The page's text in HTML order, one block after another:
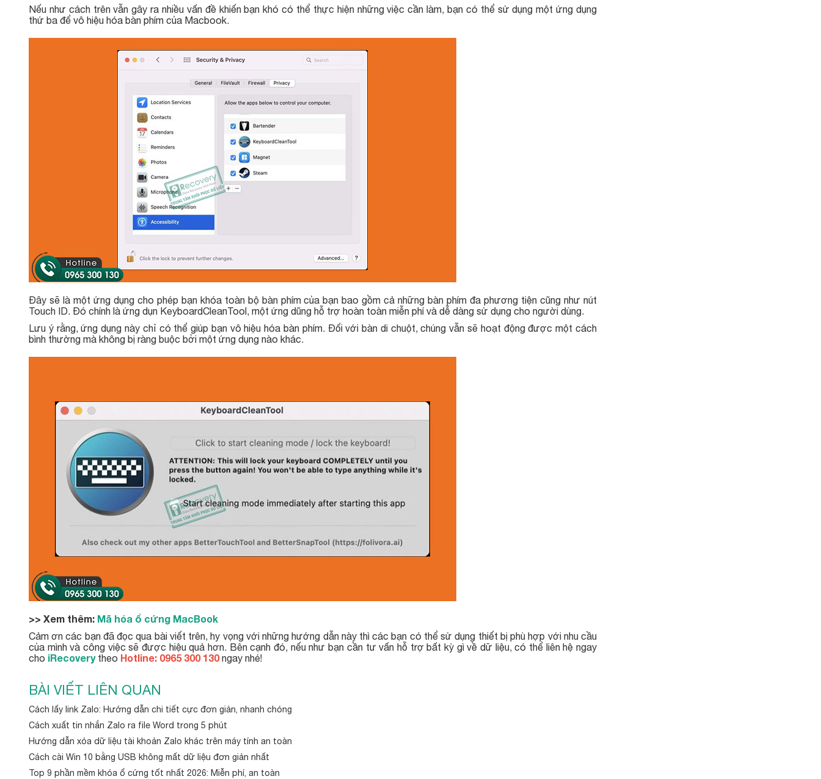
Nếu như cách trên vẫn gây ra nhiều vấn đề khiến bạn khó có thể thực hiện những việc cần làm, bạn có thể sử dụng một ứng dụng
thứ ba để vô hiệu hóa bàn phím của Macbook.
Đây sẽ là một ứng dụng cho phép bạn khóa toàn bộ bàn phím của bạn bao gồm cả những bàn phím đa phương tiện cũng như nút
Touch ID. Đó chính là ứng dụn KeyboardCleanTool, một ứng dũng hỗ trợ hoàn toàn miễn phí và dễ dàng sử dụng cho người dùng.
Lưu ý rằng, ứng dụng này chỉ có thể giúp bạn vô hiệu hóa bàn phím. Đối với bàn di chuột, chúng vẫn sẽ hoạt động được một cách
bình thường mà không bị ràng buộc bởi một ứng dụng nào khác.
>> Xem thêm: Mã hóa ổ cứng MacBook
Cảm ơn các bạn đã đọc qua bài viết trên, hy vọng với những hướng dẫn này thì các bạn có thể sử dụng thiết bị phù hợp với nhu cầu
của mình và công việc sẽ được hiệu quả hơn. Bên cạnh đó, nếu như bạn cần tư vấn hỗ trợ bất kỳ gì về dữ liệu, có thể liên hệ ngay
cho iRecovery theo Hotline: 0965 300 130ngay nhé!
BÀI VIẾT LIÊN QUAN
Cách lấy link Zalo: Hướng dẫn chi tiết cực đơn giản, nhanh chóng
Cách xuất tin nhắn Zalo ra file Word trong 5 phút
Hướng dẫn xóa dữ liệu tài khoản Zalo khác trên máy tính an toàn
Cách cài Win 10 bằng USB không mất dữ liệu đơn giản nhất
Top 9 phần mềm khóa ổ cứng tốt nhất 2026: Miễn phí, an toàn